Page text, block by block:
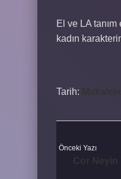
El ve LA
kadın
Tarih:
Önceki Yazı